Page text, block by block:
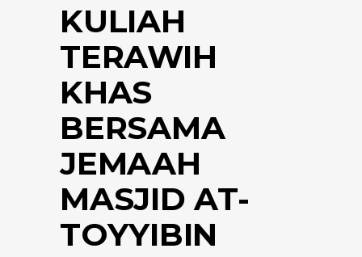
KULIAH
TERAWIH
KHAS
BERSAMA
JEMAAH
MASJID AT-
TOYYIBIN